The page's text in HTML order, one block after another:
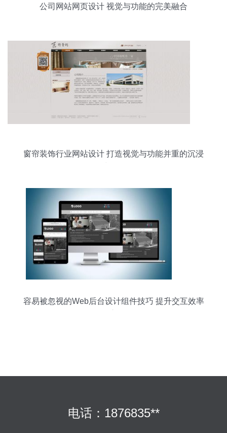
公司网站网页设计 视觉与功能的完美融合
窗帘装饰行业网站设计 打造视觉与功能并重的沉浸
容易被忽视的Web后台设计组件技巧 提升交互效率
电话：1876835**